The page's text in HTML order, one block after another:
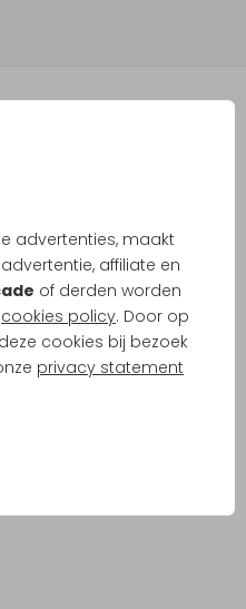
advertenties, maakt
affiliate en
of derden worden
cookies policy. Door op
cookies bij bezoek
privacy statement